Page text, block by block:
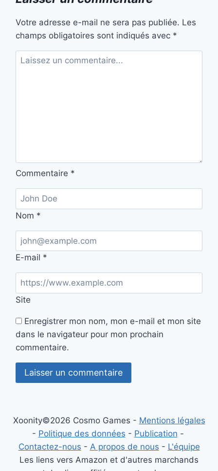
Votre adresse e-mail ne sera pas publiée. Les
champs obligatoires sont indiqués avec *
Commentaire *
Nom *
E-mail *
Site
Enregistrer mon nom, mon e-mail et mon site
dans le navigateur pour mon prochain
commentaire.
Xoonity©2026 Cosmo Games - Mentions légales
- Politique des données - Publication -
Contactez-nous - A propos de nous - L'équipe
Les liens vers Amazon et d'autres marchands